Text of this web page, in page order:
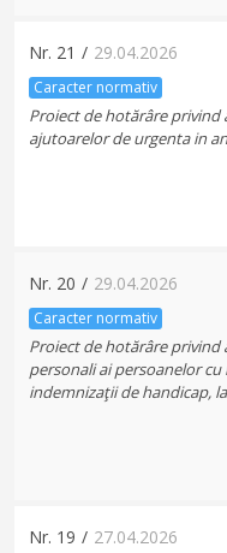
Nr. 21 / 29.04.2026
Caracter normativ
Proiect de hotărâre
ajutoarelor de urgenta in
Nr. 20 / 29.04.2026
Caracter normativ
Proiect de hotărâre
personali ai persoanelor
indemnizaţii de handicap,
Nr. 19 / 27.04.2026